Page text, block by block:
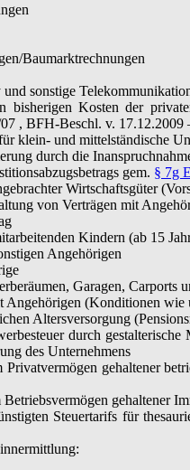
Baumarktrechnungen
sonstige
bisherigen Kosten der
, BFH-Beschl. v.
klein- und mittelständische
durch die
gem. § 7g
Wirtschaftsgüter
von Verträgen mit
Kindern (ab 15
Angehörigen
Garagen, Carports
Angehörigen (Konditionen
Altersversorgung
durch
des Unternehmens
Privatvermögen gehaltener
gehaltener
Steuertarifs für